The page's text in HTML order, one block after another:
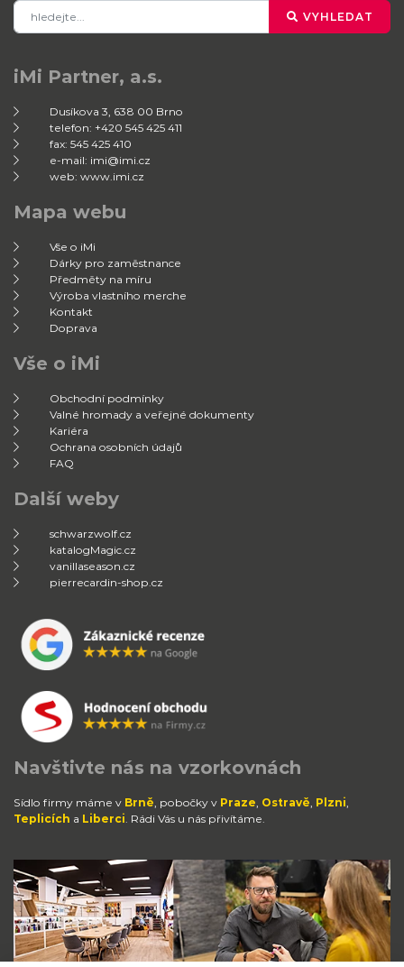
VYHLEDAT
iMi Partner, a.s.
Dusíkova 3, 638 00 Brno
telefon: +420 545 425 411
fax: 545 425 410
e-mail: imi@imi.cz
web: www.imi.cz
Mapa webu
Vše o iMi
Dárky pro zaměstnance
Předměty na míru
Výroba vlastního merche
Kontakt
Doprava
Vše o iMi
Obchodní podmínky
Valné hromady a veřejné dokumenty
Kariéra
Ochrana osobních údajů
FAQ
Další weby
schwarzwolf.cz
katalogMagic.cz
vanillaseason.cz
pierrecardin-shop.cz
Navštivte nás na vzorkovnách
Sídlo firmy máme v Brně, pobočky v Praze, Ostravě, Plzni,
Teplicích a Liberci. Rádi Vás u nás přivítáme.